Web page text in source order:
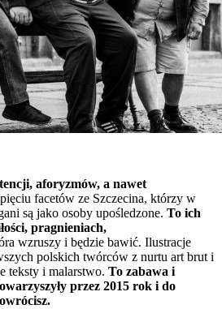
aforyzmów, a nawet
facetów ze Szczecina, którzy w
są jako osoby upośledzone. To ich
pragnieniach,
wzruszy i będzie bawić. Ilustracje
polskich twórców z nurtu art brut i
teksty i malarstwo. To zabawa i
przez 2015 rok i do